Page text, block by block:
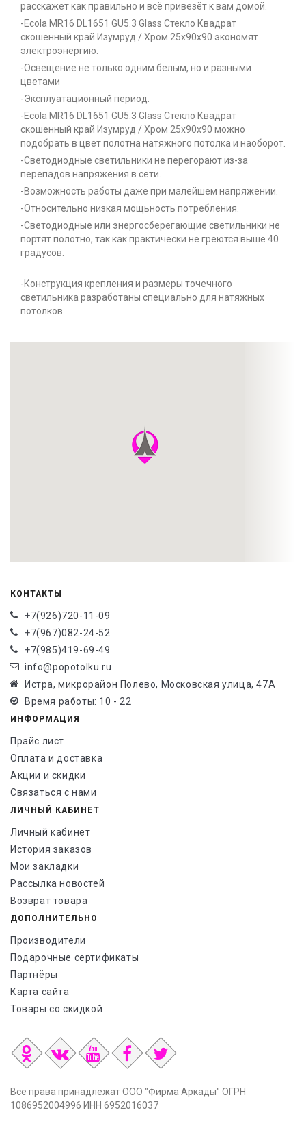
расскажет как правильно и всё привезёт к вам домой.
-Ecola MR16 DL1651 GU5.3 Glass Стекло Квадрат
скошенный край Изумруд / Хром 25x90x90 экономят
электроэнергию.
-Освещение не только одним белым, но и разными
цветами
-Эксплуатационный период.
-Ecola MR16 DL1651 GU5.3 Glass Стекло Квадрат
скошенный край Изумруд / Хром 25x90x90 можно
подобрать в цвет полотна натяжного потолка и наоборот.
-Светодиодные светильники не перегорают из-за
перепадов напряжения в сети.
-Возможность работы даже при малейшем напряжении.
-Относительно низкая мощьность потребления.
-Светодиодные или энергосберегающие светильники не
портят полотно, так как практически не греются выше 40
градусов.
-Конструкция крепления и размеры точечного
светильника разработаны специально для натяжных
потолков.
КОНТАКТЫ
+7(926)720-11-09
+7(967)082-24-52
+7(985)419-69-49
info@popotolku.ru
Истра, микрорайон Полево, Московская улица, 47А
Время работы: 10 - 22
ИНФОРМАЦИЯ
Прайс лист
Оплата и доставка
Акции и скидки
Связаться с нами
ЛИЧНЫЙ КАБИНЕТ
Личный кабинет
История заказов
Мои закладки
Рассылка новостей
Возврат товара
ДОПОЛНИТЕЛЬНО
Производители
Подарочные сертификаты
Партнёры
Карта сайта
Товары со скидкой
Все права принадлежат ООО "Фирма Аркады" ОГРН
1086952004996 ИНН 6952016037